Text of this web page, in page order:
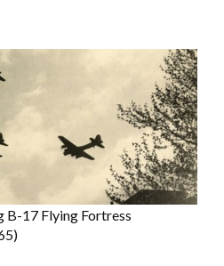
B-17 Flying Fortress